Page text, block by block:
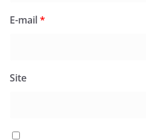
E-mail*
Site